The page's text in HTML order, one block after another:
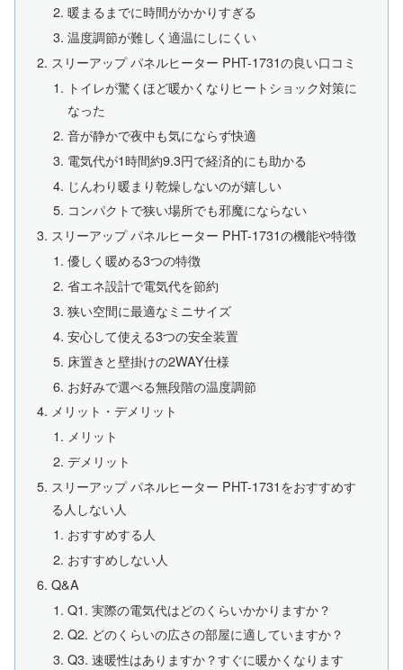
暖まるまでに時間がかかりすぎる
温度調節が難しく適温にしにくい
スリーアップ パネルヒーター PHT-1731の良い口コミ
トイレが驚くほど暖かくなりヒートショック対策に
なった
音が静かで夜中も気にならず快適
電気代が1時間約9.3円で経済的にも助かる
じんわり暖まり乾燥しないのが嬉しい
コンパクトで狭い場所でも邪魔にならない
スリーアップ パネルヒーター PHT-1731の機能や特徴
優しく暖める3つの特徴
省エネ設計で電気代を節約
狭い空間に最適なミニサイズ
安心して使える3つの安全装置
床置きと壁掛けの2WAY仕様
お好みで選べる無段階の温度調節
メリット・デメリット
メリット
デメリット
スリーアップ パネルヒーター PHT-1731をおすすめす
る人しない人
おすすめする人
おすすめしない人
Q&A
Q1. 実際の電気代はどのくらいかかりますか？
Q2. どのくらいの広さの部屋に適していますか？
Q3. 速暖性はありますか？すぐに暖かくなります